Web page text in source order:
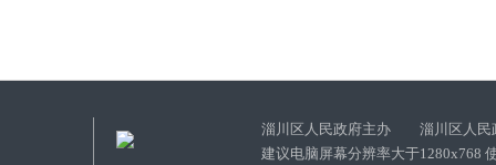
淄川区人民政府主办 淄川区人民
建议电脑屏幕分辨率大于1280x768